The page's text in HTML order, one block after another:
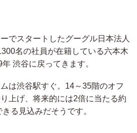
でスタートしたグーグル日本法人
名の社員が在籍している六本木
渋谷に戻ってきます。
は渋谷駅すぐ。14～35階のオフ
上げ、将来的には2倍に当たる約
る見込みだそうです。